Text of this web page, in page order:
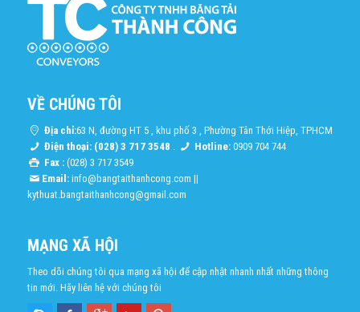
VỀ CHÚNG TÔI
Địa chỉ:63 N, đường HT 5 , khu phố 3 , Phường Tân Thới Hiệp, TPHCM
Điện thoại: (028) 3 717 3548 . Hotline: 0909 704 744
Fax :(028) 3 717 3549
Email: info@bangtaithanhcong.com ||
kythuat.bangtaithanhcong@gmail.com
MẠNG XÃ HỘI
Theo dõi chúng tôi qua mạng xã hội để cập nhật nhanh nhất những thông
tin mới. Hãy liên hệ với chúng tôi